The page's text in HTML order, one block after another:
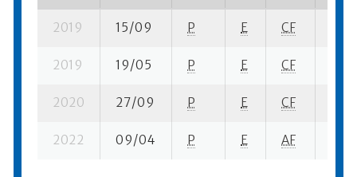
2019 15/09 P E CF
2019 19/05 P E CF
2020 27/09 P E CF
2022 09/04 P E AF